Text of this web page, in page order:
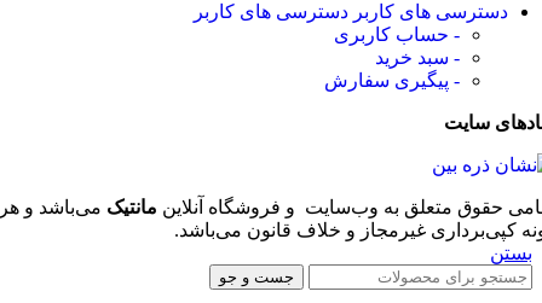
دسترسی های کاربر دسترسی های کاربر
- حساب کاربری
- سبد خرید
- پیگیری سفارش
سایت
حقوق متعلق به وب‌سایت و فروشگاه‌ آنلاین مانتیک می‌باشد و هر
کپی‌برداری غیرمجاز و خلاف قانون می‌باشد.
بستن
جست و جو